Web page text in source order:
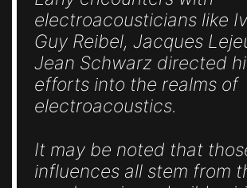
electroacousticians like
Guy Reibel, Jacques
Jean Schwarz directed
efforts into the realms of
electroacoustics.
It may be noted that
influences all stem from